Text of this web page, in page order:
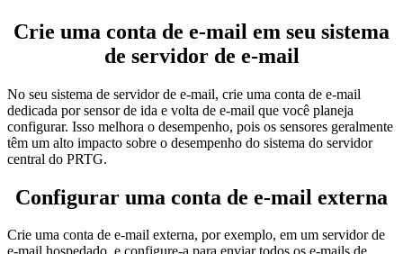
Crie uma conta de e-mail em seu sistema
de servidor de e-mail
No seu sistema de servidor de e-mail, crie uma conta de e-mail
dedicada por sensor de ida e volta de e-mail que você planeja
configurar. Isso melhora o desempenho, pois os sensores geralmente
têm um alto impacto sobre o desempenho do sistema do servidor
central do PRTG.
Configurar uma conta de e-mail externa
Crie uma conta de e-mail externa, por exemplo, em um servidor de